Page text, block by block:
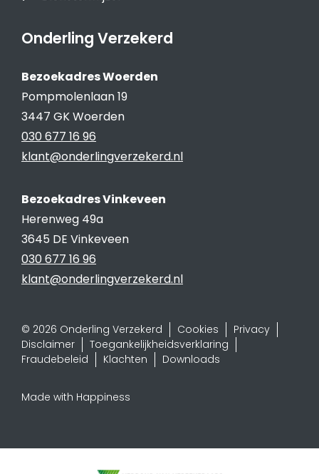
Onderling Verzekerd
Bezoekadres Woerden
Pompmolenlaan 19
3447 GK Woerden
030 677 16 96
klant@onderlingverzekerd.nl
Bezoekadres Vinkeveen
Herenweg 49a
3645 DE Vinkeveen
030 677 16 96
klant@onderlingverzekerd.nl
© 2026 Onderling Verzekerd Cookies
Privacy
Disclaimer
Toegankelijkheidsverklaring
Fraudebeleid
Klachten Downloads
Made with Happiness